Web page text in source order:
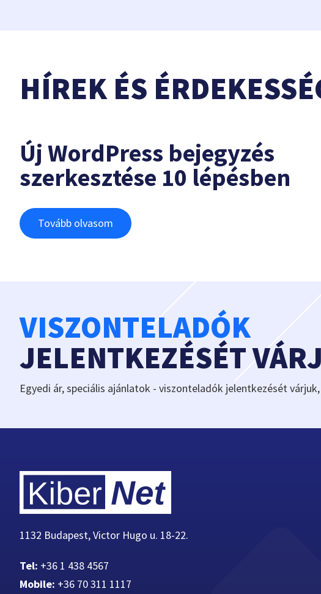
HÍREK ÉS
Új WordPress bejegyzés
szerkesztése 10 lépésben
Tovább olvasom
VISZONTELADÓK
JELENTKEZÉSÉT
Egyedi ár, speciális ajánlatok - viszonteladók jelentkezését
1132 Budapest, Victor Hugo u. 18-22.
Tel: +36 1 438 4567
Mobile: +36 70 311 1117